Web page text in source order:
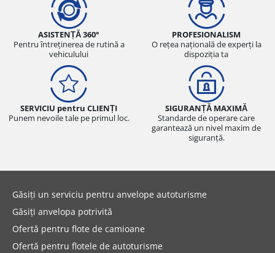
ASISTENȚĂ 360°
Pentru întreținerea de rutină a
vehiculului
PROFESIONALISM
O rețea națională de experți la
dispoziția ta
SERVICIU pentru CLIENȚI
Punem nevoile tale pe primul loc.
SIGURANȚĂ MAXIMĂ
Standarde de operare care
garantează un nivel maxim de
siguranță.
Găsiți un serviciu pentru anvelope autoturisme
Găsiți anvelopa potrivită
Ofertă pentru flote de camioane
Ofertă pentru flotele de autoturisme